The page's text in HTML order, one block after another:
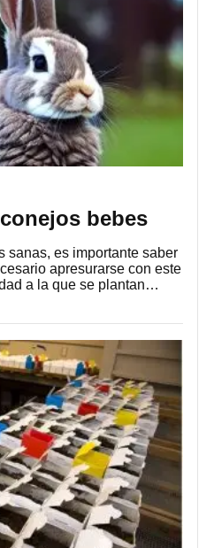
bebes
sanas, es importante saber
apresurarse con este
a la que se plantan…